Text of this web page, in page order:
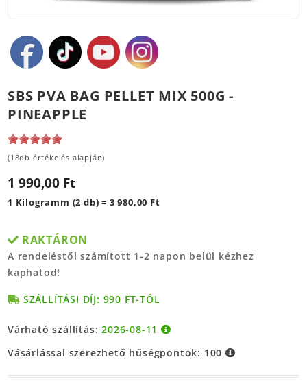
SBS PVA BAG PELLET MIX 500G -
PINEAPPLE
(18db értékelés alapján)
1 990,00 Ft
1 Kilogramm (2 db) = 3 980,00 Ft
RAKTÁRON
A rendeléstől számított 1-2 napon belül kézhez
kaphatod!
SZÁLLÍTÁSI DÍJ: 990 FT-TÓL
Várható szállítás:2026-08-11
Vásárlással szerezhető hűségpontok: 100